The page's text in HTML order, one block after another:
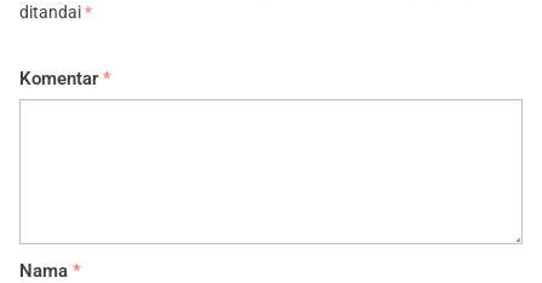
ditandai*
Komentar*
Nama *